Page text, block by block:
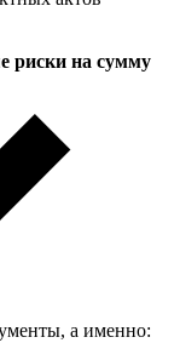
риски на сумму
а именно: